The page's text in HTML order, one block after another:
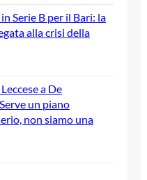
Serie B per il Bari: la
alla crisi della
a De
un piano
non siamo una